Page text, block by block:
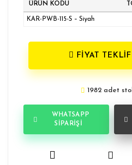
ÜRÜN KODU
KAR-PWB-115-S – Siyah
FİYAT
1982 adet
WHATSAPP
SIPARIŞI